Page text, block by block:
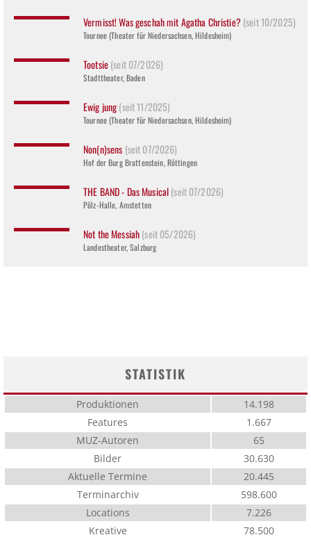
Vermisst! Was geschah mit Agatha Christie?(seit 10/2025)
Tournee (Theater für Niedersachsen, Hildesheim)
Tootsie(seit 07/2026)
Stadttheater, Baden
Ewig jung(seit 11/2025)
Tournee (Theater für Niedersachsen, Hildesheim)
Non(n)sens (seit 07/2026)
Hof der Burg Brattenstein, Röttingen
THE BAND - Das Musical(seit 07/2026)
Pölz-Halle, Amstetten
Not the Messiah(seit 05/2026)
Landestheater, Salzburg
STATISTIK
Produktionen
14.198
Features
1.667
MUZ-Autoren
65
Bilder
30.630
Aktuelle Termine
20.445
Terminarchiv
598.600
Locations
7.226
Kreative
78.500